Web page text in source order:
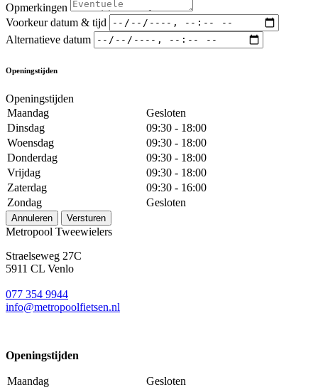
Opmerkingen
Voorkeur datum & tijd
Alternatieve datum
Openingstijden
Openingstijden
Maandag
Gesloten
Dinsdag
09:30 - 18:00
Woensdag
09:30 - 18:00
Donderdag
09:30 - 18:00
Vrijdag
09:30 - 18:00
Zaterdag
09:30 - 16:00
Zondag
Gesloten
Annuleren Versturen
Metropool Tweewielers
Straelseweg 27C
5911 CL Venlo
077 354 9944
info@metropoolfietsen.nl
Openingstijden
Maandag
Gesloten